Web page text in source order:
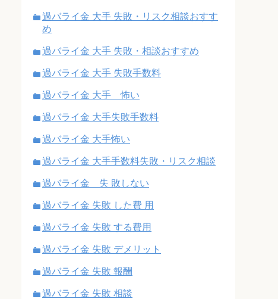
過バライ金 大手 失敗・リスク相談おすす
め
過バライ金 大手 失敗・相談おすすめ
過バライ金 大手 失敗手数料
過バライ金 大手 怖い
過バライ金 大手失敗手数料
過バライ金 大手怖い
過バライ金 大手手数料失敗・リスク相談
過バライ金 失 敗しない
過バライ金 失敗 した費 用
過バライ金 失敗 する費用
過バライ金 失敗 デメリット
過バライ金 失敗 報酬
過バライ金 失敗 相談